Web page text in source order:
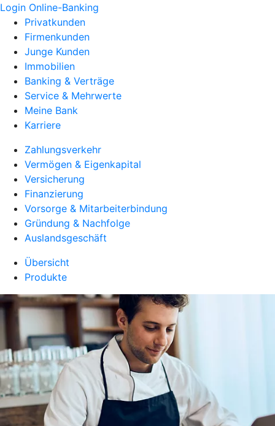
Login Online-Banking
Privatkunden
Firmenkunden
Junge Kunden
Immobilien
Banking & Verträge
Service & Mehrwerte
Meine Bank
Karriere
Zahlungsverkehr
Vermögen & Eigenkapital
Versicherung
Finanzierung
Vorsorge & Mitarbeiterbindung
Gründung & Nachfolge
Auslandsgeschäft
Übersicht
Produkte